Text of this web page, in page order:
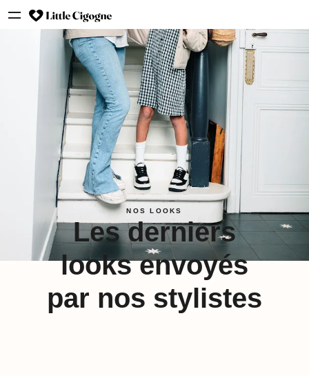
NOS LOOKS
Les derniers
looks envoyés
par nos stylistes